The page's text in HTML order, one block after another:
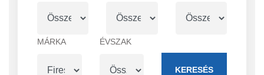
MÁRKA ÉVSZAK
KERESÉS